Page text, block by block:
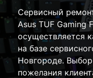
Сервисный
Asus TUF Gaming
осуществляется
на базе
Новгороде.
пожелания